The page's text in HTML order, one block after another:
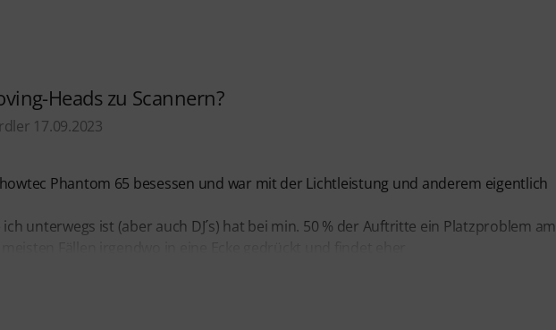
Heads zu Scannern?
17.09.2023
Phantom 65 besessen und war mit der Lichtleistung und anderem eigentlich
unterwegs ist (aber auch DJ´s) hat bei min. 50 % der Auftritte ein Platzproblem am